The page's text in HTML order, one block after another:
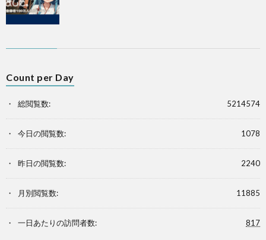
Count per Day
5214574
総閲覧数:
1078
今日の閲覧数:
2240
昨日の閲覧数:
11885
月別閲覧数:
817
一日あたりの訪問者数: